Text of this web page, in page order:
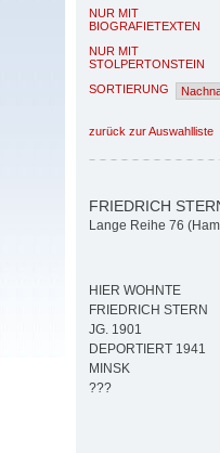
NUR MIT
BIOGRAFIETEXTEN
NUR MIT
STOLPERTONSTEIN
SORTIERUNG
zurück zur Auswahlliste
FRIEDRICH
Lange Reihe 76
HIER WOHNTE
FRIEDRICH STERN
JG. 1901
DEPORTIERT 1941
MINSK
???